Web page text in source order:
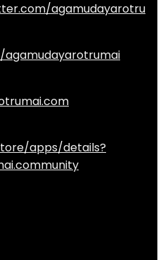
agamudayarotru
apps/details?